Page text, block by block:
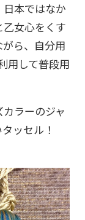
本ではなか
女心をくす
ら、自分用
用して普段用
ラーのジャ
ッセル！